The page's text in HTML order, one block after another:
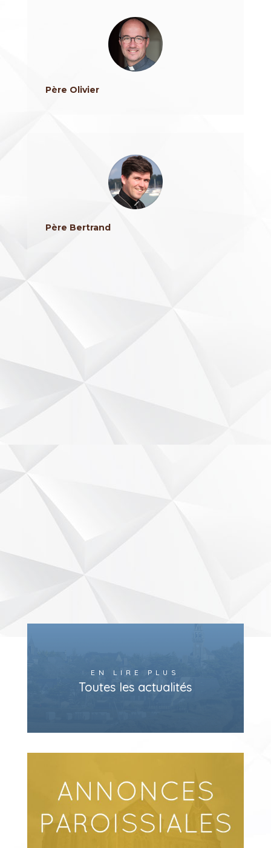
Père Olivier
Père Bertrand
EN LIRE PLUS
Toutes les actualités